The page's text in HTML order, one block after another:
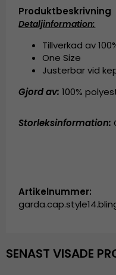
Produktbeskrivning
Detaljinformation:
Tillverkad av
One Size
Justerbar vid
Gjord av: 100%
Storleksinformation:
Artikelnummer:
SENAST VISADE